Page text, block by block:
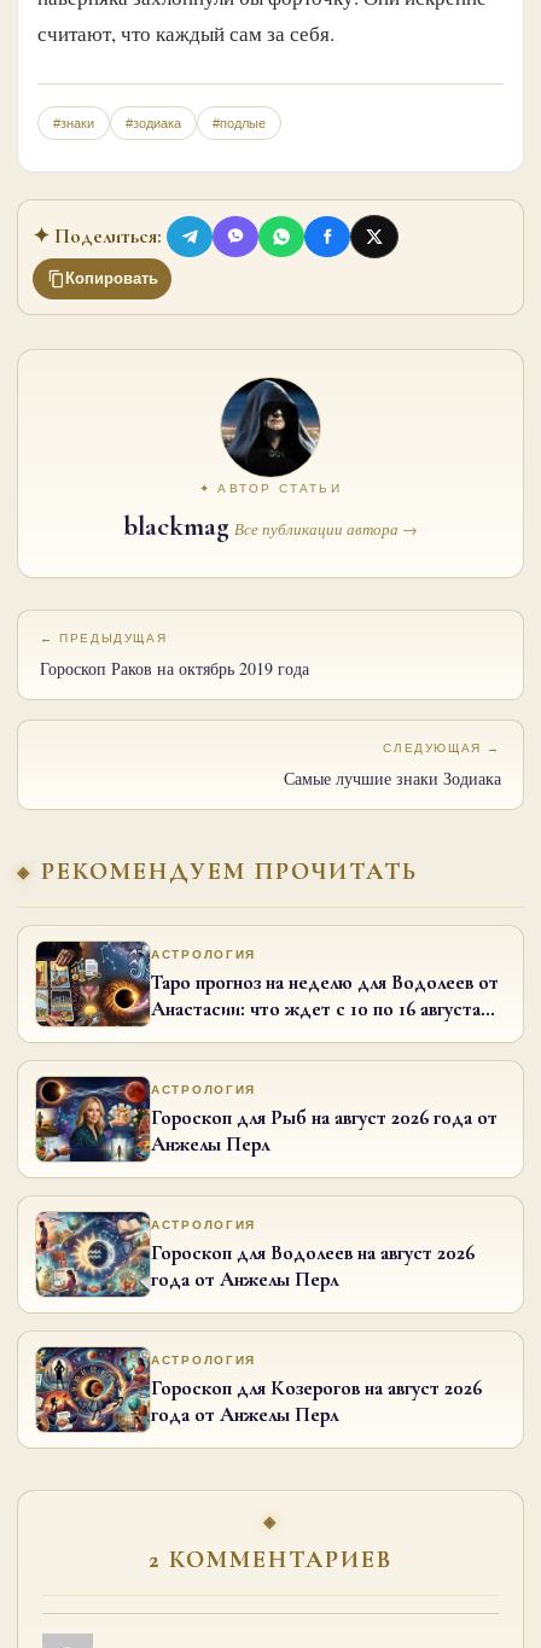
считают, что каждый сам за себя.
#знаки #зодиака #подлые
✦ Поделиться:
Копировать
✦ АВТОР СТАТЬИ
blackmag Все публикации автора →
← ПРЕДЫДУЩАЯ
Гороскоп Раков на октябрь 2019 года
СЛЕДУЮЩАЯ →
Самые лучшие знаки Зодиака
РЕКОМЕНДУЕМ ПРОЧИТАТЬ
АСТРОЛОГИЯ
Таро прогноз на неделю для Водолеев от
Анастасии: что ждет с 10 по 16 августа
2026 года
АСТРОЛОГИЯ
Гороскоп для Рыб на август 2026 года от
Анжелы Перл
АСТРОЛОГИЯ
Гороскоп для Водолеев на август 2026
года от Анжелы Перл
АСТРОЛОГИЯ
Гороскоп для Козерогов на август 2026
года от Анжелы Перл
2 КОММЕНТАРИЕВ